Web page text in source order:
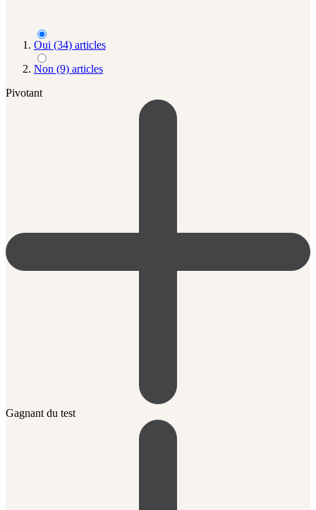
Oui (34) articles
Non (9) articles
Pivotant
Gagnant du test